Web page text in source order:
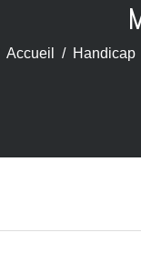
Accueil Handicap